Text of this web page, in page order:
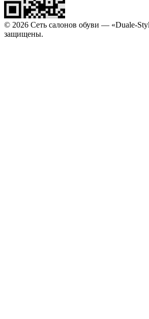
© 2026 Сеть салонов обуви — «Duale-
защищены.